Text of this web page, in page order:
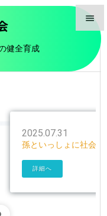
健全育成

メニュ

検索